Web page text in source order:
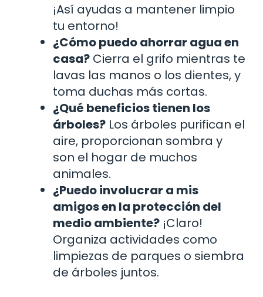
¡Así ayudas a mantener limpio
tu entorno!
¿Cómo puedo ahorrar agua en
casa? Cierra el grifo mientras te
lavas las manos o los dientes, y
toma duchas más cortas.
¿Qué beneficios tienen los
árboles? Los árboles purifican el
aire, proporcionan sombra y
son el hogar de muchos
animales.
¿Puedo involucrar a mis
amigos en la protección del
medio ambiente? ¡Claro!
Organiza actividades como
limpiezas de parques o siembra
de árboles juntos.